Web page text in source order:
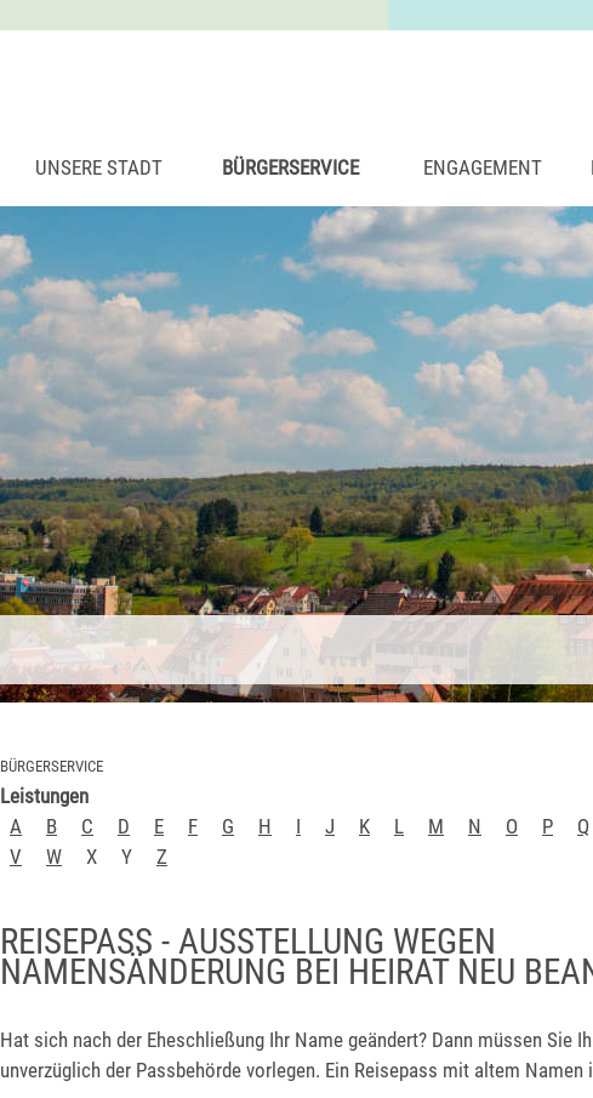
UNSERE STADT BÜRGERSERVICE ENGAGEMENT
BÜRGERSERVICE
Leistungen
A
B C D E F G H I J K L M N O P Q
V
W X Y Z
REISEPASS - AUSSTELLUNG WEGEN
NAMENSÄNDERUNG BEI HEIRAT NEU
Hat sich nach der Eheschließung Ihr Name geändert? Dann müssen Sie
unverzüglich der Passbehörde vorlegen. Ein Reisepass mit altem Namen